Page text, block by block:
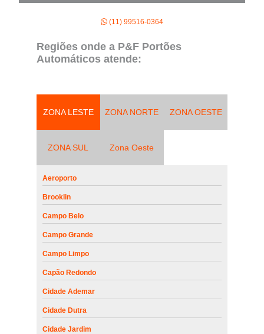
(11) 99516-0364
Regiões onde a P&F Portões
Automáticos atende:
ZONA LESTE ZONA NORTE ZONA OESTE
ZONA SUL Zona Oeste
Aeroporto
Brooklin
Campo Belo
Campo Grande
Campo Limpo
Capão Redondo
Cidade Ademar
Cidade Dutra
Cidade Jardim